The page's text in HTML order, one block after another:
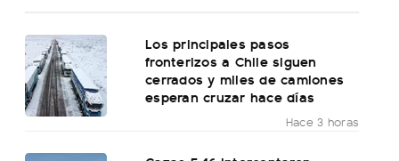
Los principales pasos
fronterizos a Chile siguen
cerrados y miles de camiones
esperan cruzar hace días
Hace 3 horas